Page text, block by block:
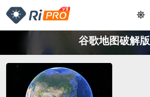
谷歌地图破解版